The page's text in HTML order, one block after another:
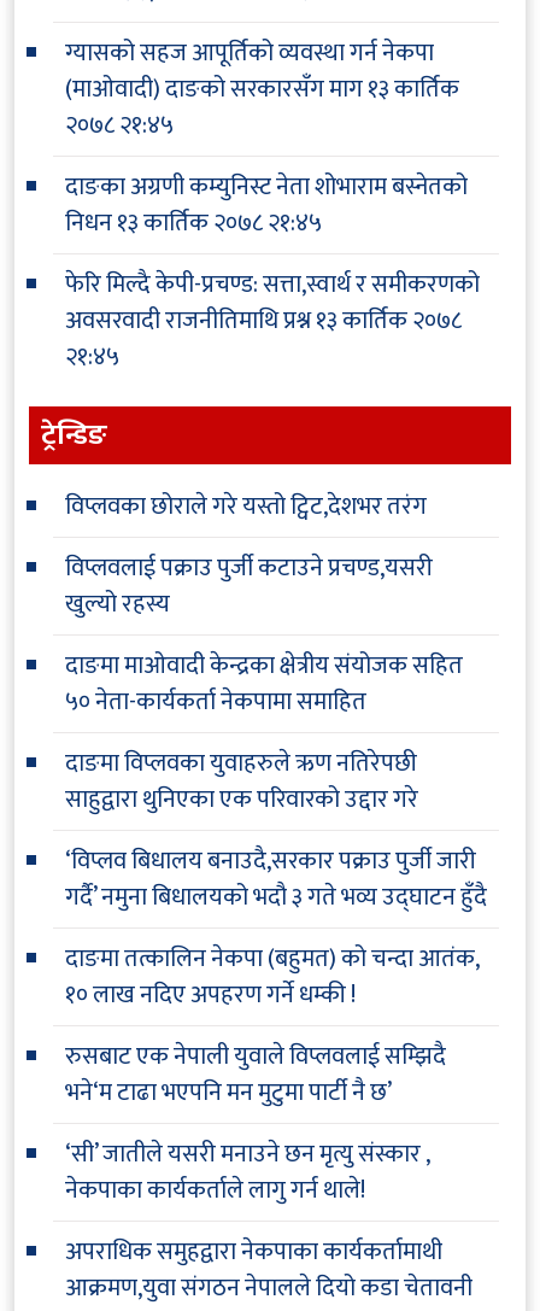
ग्यासको सहज आपूर्तिको व्यवस्था गर्न नेकपा
(माओवादी) दाङको सरकारसँग माग१३ कार्तिक
२०७८ २१:४५
दाङका अग्रणी कम्युनिस्ट नेता शोभाराम बस्नेतको
निधन१३ कार्तिक २०७८ २१:४५
फेरि मिल्दै केपी-प्रचण्ड: सत्ता,स्वार्थ र समीकरणको
अवसरवादी राजनीतिमाथि प्रश्न१३ कार्तिक २०७८
२१:४५
ट्रेन्डिङ
विप्लवका छोराले गरे यस्तो ट्विट,देशभर तरंग
विप्लवलाई पक्राउ पुर्जी कटाउने प्रचण्ड,यसरी
खुल्यो रहस्य
दाङमा माओवादी केन्द्रका क्षेत्रीय संयोजक सहित
५० नेता-कार्यकर्ता नेकपामा समाहित
दाङमा विप्लवका युवाहरुले ऋण नतिरेपछी
साहुद्वारा थुनिएका एक परिवारको उद्दार गरे
‘विप्लव बिधालय बनाउदै,सरकार पक्राउ पुर्जी जारी
गर्दै’ नमुना बिधालयको भदौ ३ गते भव्य उद्घाटन हुँदै
दाङमा तत्कालिन नेकपा (बहुमत) को चन्दा आतंक,
१० लाख नदिए अपहरण गर्ने धम्की !
रुसबाट एक नेपाली युवाले विप्लवलाई सम्झिदै
भने‘म टाढा भएपनि मन मुटुमा पार्टी नै छ’
‘सी’ जातीले यसरी मनाउने छन मृत्यु संस्कार ,
नेकपाका कार्यकर्ताले लागु गर्न थाले!
अपराधिक समुहद्वारा नेकपाका कार्यकर्तामाथी
आक्रमण,युवा संगठन नेपालले दियो कडा चेतावनी